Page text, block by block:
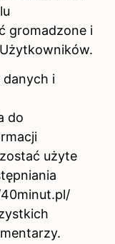
gromadzone i
danych i
do
użyte